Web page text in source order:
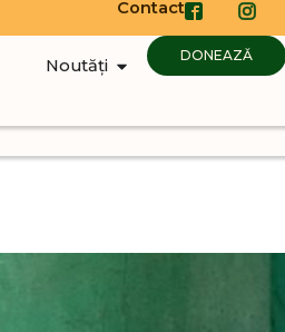
Contact
Noutăți
DONEAZĂ